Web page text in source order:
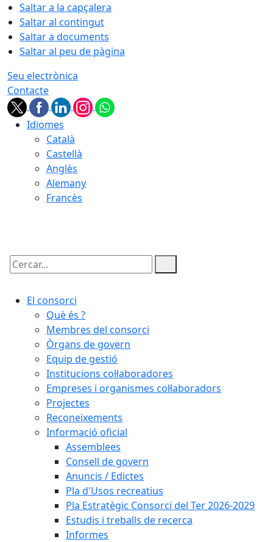
Saltar a la capçalera
Saltar al contingut
Saltar a documents
Saltar al peu de pàgina
Seu electrònica
Contacte
Idiomes
Català
Castellà
Anglès
Alemany
Francès
Cercar:
El consorci
Què és ?
Membres del consorci
Òrgans de govern
Equip de gestió
Institucions col·laboradores
Empreses i organismes col·laboradors
Projectes
Reconeixements
Informació oficial
Assemblees
Consell de govern
Anuncis / Edictes
Pla d'Usos recreatius
Pla Estratègic Consorci del Ter 2026-2029
Estudis i treballs de recerca
Informes